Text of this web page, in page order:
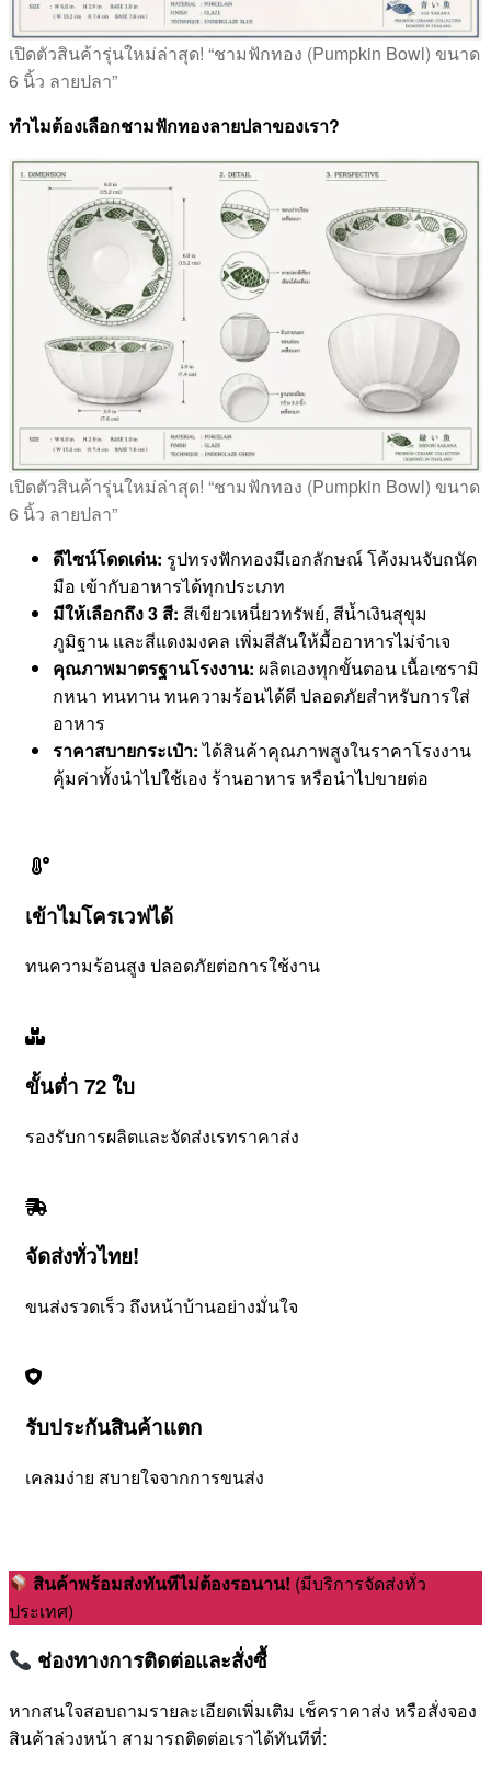
เปิดตัวสินค้ารุ่นใหม่ล่าสุด! “ชามฟักทอง (Pumpkin Bowl) ขนาด
6 นิ้ว ลายปลา”
ทำไมต้องเลือกชามฟักทองลายปลาของเรา?
เปิดตัวสินค้ารุ่นใหม่ล่าสุด! “ชามฟักทอง (Pumpkin Bowl) ขนาด
6 นิ้ว ลายปลา”
ดีไซน์โดดเด่น: รูปทรงฟักทองมีเอกลักษณ์ โค้งมนจับถนัด
มือ เข้ากับอาหารได้ทุกประเภท
มีให้เลือกถึง 3 สี: สีเขียวเหนี่ยวทรัพย์, สีน้ำเงินสุขุม
ภูมิฐาน และสีแดงมงคล เพิ่มสีสันให้มื้ออาหารไม่จำเจ
คุณภาพมาตรฐานโรงงาน: ผลิตเองทุกขั้นตอน เนื้อเซรามิ
กหนา ทนทาน ทนความร้อนได้ดี ปลอดภัยสำหรับการใส่
อาหาร
ราคาสบายกระเป๋า:ได้สินค้าคุณภาพสูงในราคาโรงงาน
คุ้มค่าทั้งนำไปใช้เอง ร้านอาหาร หรือนำไปขายต่อ
เข้าไมโครเวฟได้
ทนความร้อนสูง ปลอดภัยต่อการใช้งาน
ขั้นต่ำ 72 ใบ
รองรับการผลิตและจัดส่งเรทราคาส่ง
จัดส่งทั่วไทย!
ขนส่งรวดเร็ว ถึงหน้าบ้านอย่างมั่นใจ
รับประกันสินค้าแตก
เคลมง่าย สบายใจจากการขนส่ง
สินค้าพร้อมส่งทันทีไม่ต้องรอนาน! (มีบริการจัดส่งทั่ว
ประเทศ)
ช่องทางการติดต่อและสั่งซื้
หากสนใจสอบถามรายละเอียดเพิ่มเติม เช็คราคาส่ง หรือสั่งจอง
สินค้าล่วงหน้า สามารถติดต่อเราได้ทันทีที่: